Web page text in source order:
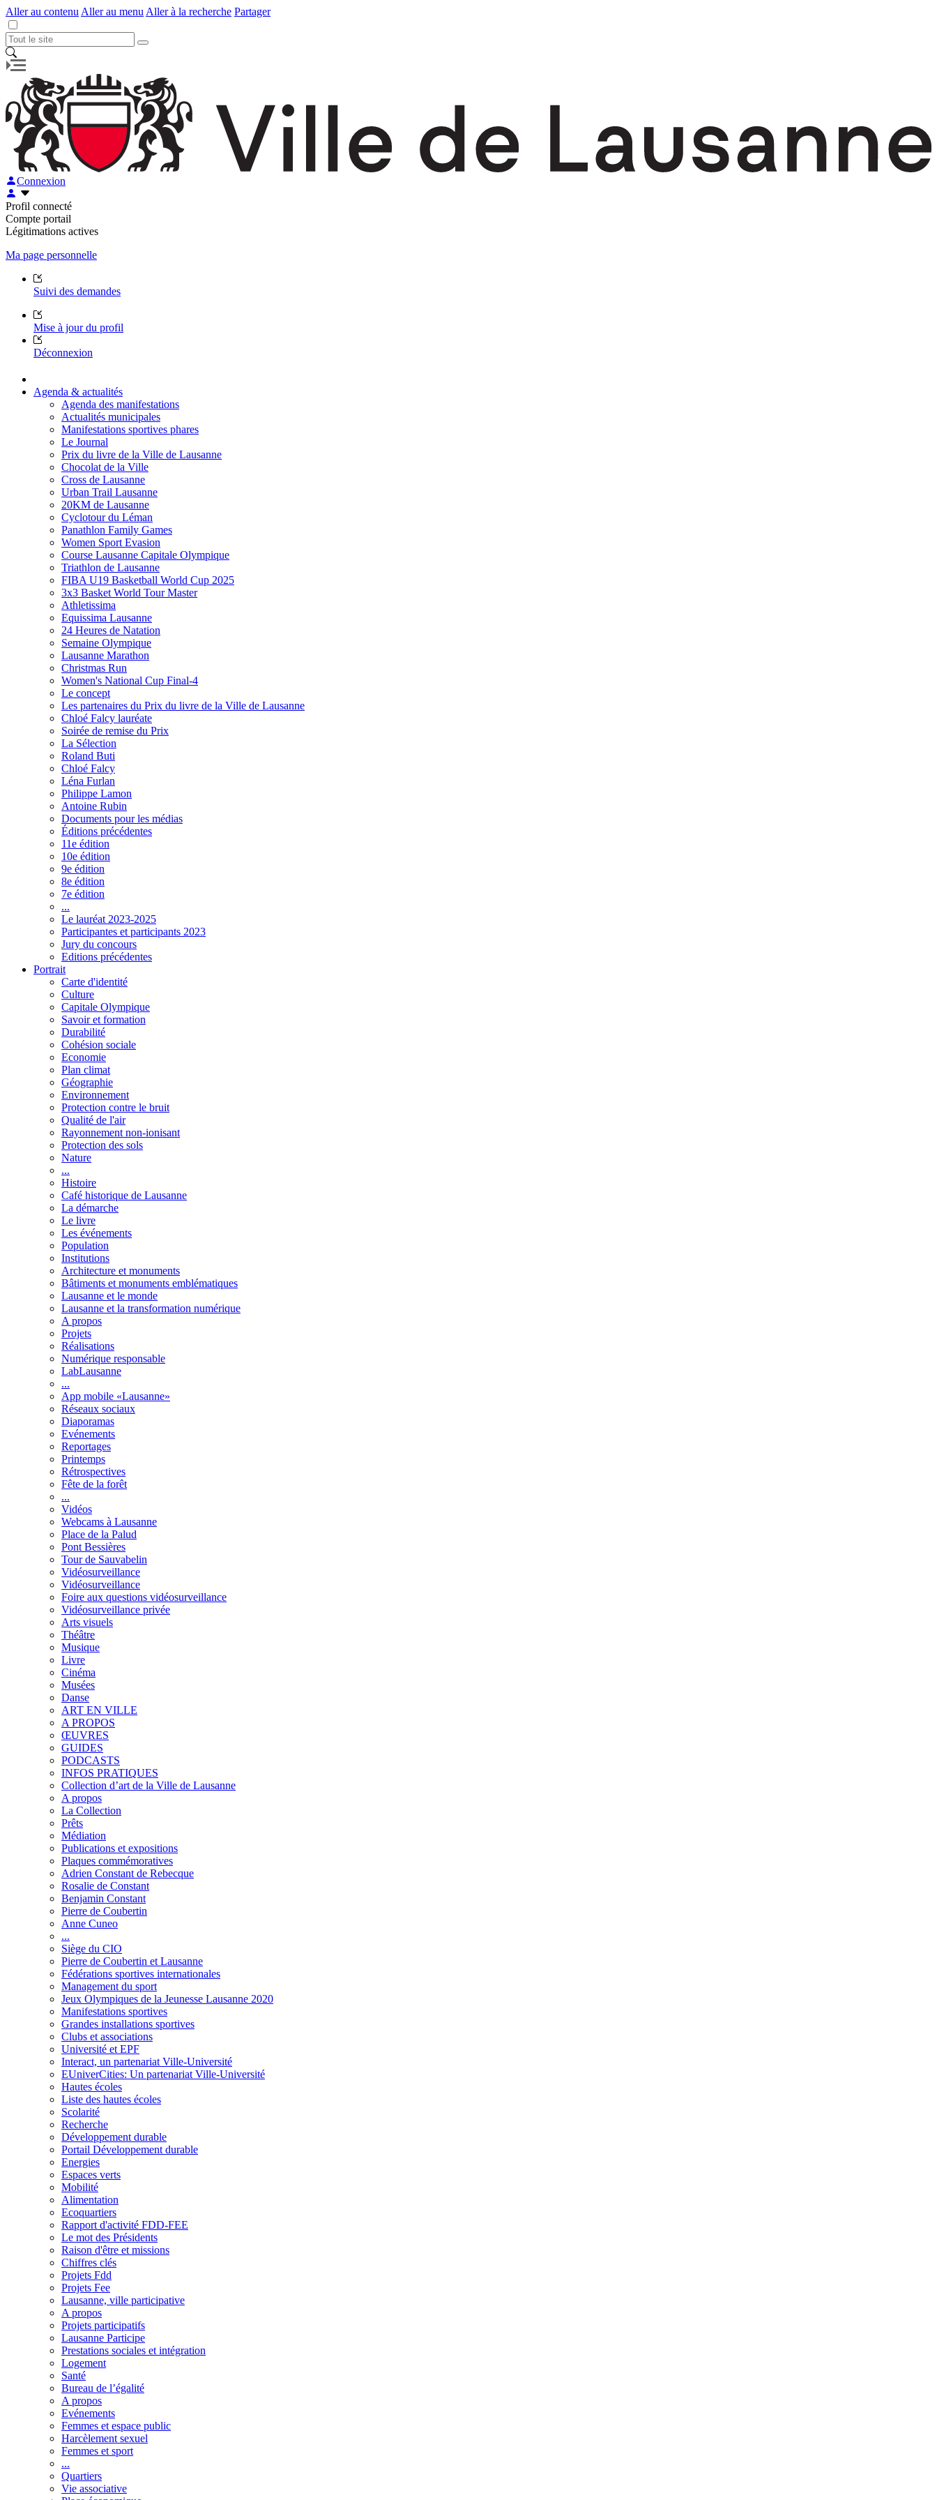
Aller au contenu Aller au menu Aller à la recherche Partager
Connexion
Profil connecté
Compte portail
Légitimations actives
Ma page personnelle
Suivi des demandes
Mise à jour du profil
Déconnexion
Agenda & actualités
Agenda des manifestations
Actualités municipales
Manifestations sportives phares
Le Journal
Prix du livre de la Ville de Lausanne
Chocolat de la Ville
Cross de Lausanne
Urban Trail Lausanne
20KM de Lausanne
Cyclotour du Léman
Panathlon Family Games
Women Sport Evasion
Course Lausanne Capitale Olympique
Triathlon de Lausanne
FIBA U19 Basketball World Cup 2025
3x3 Basket World Tour Master
Athletissima
Equissima Lausanne
24 Heures de Natation
Semaine Olympique
Lausanne Marathon
Christmas Run
Women's National Cup Final-4
Le concept
Les partenaires du Prix du livre de la Ville de Lausanne
Chloé Falcy lauréate
Soirée de remise du Prix
La Sélection
Roland Buti
Chloé Falcy
Léna Furlan
Philippe Lamon
Antoine Rubin
Documents pour les médias
Éditions précédentes
11e édition
10e édition
9e édition
8e édition
7e édition
...
Le lauréat 2023-2025
Participantes et participants 2023
Jury du concours
Editions précédentes
Portrait
Carte d'identité
Culture
Capitale Olympique
Savoir et formation
Durabilité
Cohésion sociale
Economie
Plan climat
Géographie
Environnement
Protection contre le bruit
Qualité de l'air
Rayonnement non-ionisant
Protection des sols
Nature
...
Histoire
Café historique de Lausanne
La démarche
Le livre
Les événements
Population
Institutions
Architecture et monuments
Bâtiments et monuments emblématiques
Lausanne et le monde
Lausanne et la transformation numérique
A propos
Projets
Réalisations
Numérique responsable
LabLausanne
...
App mobile «Lausanne»
Réseaux sociaux
Diaporamas
Evénements
Reportages
Printemps
Rétrospectives
Fête de la forêt
...
Vidéos
Webcams à Lausanne
Place de la Palud
Pont Bessières
Tour de Sauvabelin
Vidéosurveillance
Vidéosurveillance
Foire aux questions vidéosurveillance
Vidéosurveillance privée
Arts visuels
Théâtre
Musique
Livre
Cinéma
Musées
Danse
ART EN VILLE
A PROPOS
ŒUVRES
GUIDES
PODCASTS
INFOS PRATIQUES
Collection d’art de la Ville de Lausanne
A propos
La Collection
Prêts
Médiation
Publications et expositions
Plaques commémoratives
Adrien Constant de Rebecque
Rosalie de Constant
Benjamin Constant
Pierre de Coubertin
Anne Cuneo
...
Siège du CIO
Pierre de Coubertin et Lausanne
Fédérations sportives internationales
Management du sport
Jeux Olympiques de la Jeunesse Lausanne 2020
Manifestations sportives
Grandes installations sportives
Clubs et associations
Université et EPF
Interact, un partenariat Ville-Université
EUniverCities: Un partenariat Ville-Université
Hautes écoles
Liste des hautes écoles
Scolarité
Recherche
Développement durable
Portail Développement durable
Energies
Espaces verts
Mobilité
Alimentation
Ecoquartiers
Rapport d'activité FDD-FEE
Le mot des Présidents
Raison d'être et missions
Chiffres clés
Projets Fdd
Projets Fee
Lausanne, ville participative
A propos
Projets participatifs
Lausanne Participe
Prestations sociales et intégration
Logement
Santé
Bureau de l’égalité
A propos
Evénements
Femmes et espace public
Harcèlement sexuel
Femmes et sport
...
Quartiers
Vie associative